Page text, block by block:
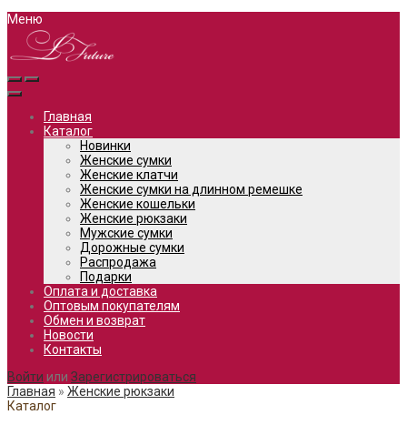
Меню
Главная
Каталог
Новинки
Женские сумки
Женские клатчи
Женские сумки на длинном ремешке
Женские кошельки
Женские рюкзаки
Мужские сумки
Дорожные сумки
Распродажа
Подарки
Оплата и доставка
Оптовым покупателям
Обмен и возврат
Новости
Контакты
Войти или Зарегистрироваться
Главная » Женские рюкзаки
Каталог